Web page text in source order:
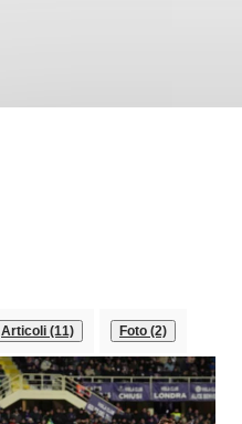
Articoli (11) Foto (2)